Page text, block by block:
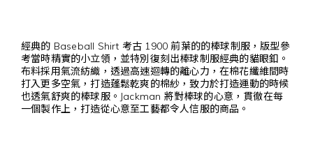
經典的 Baseball Shirt 考古 1900 前葉的的棒球制服，版型參
考當時精實的小立領，並特別復刻出棒球制服經典的貓眼釦。
布料採用氣流紡織，透過高速迴轉的離心力，在棉花纖維間時
打入更多空氣，打造蓬鬆乾爽的棉紗，致力於打造運動的時候
也透氣舒爽的棒球服。Jackman 將對棒球的心意，貫徹在每
一個製作上，打造從心意至工藝都令人信服的商品。